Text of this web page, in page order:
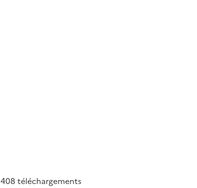
408 téléchargements